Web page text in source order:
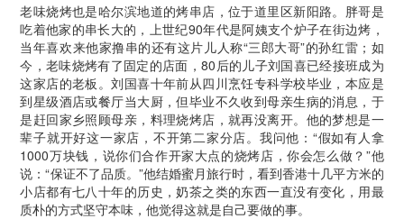
老味烧烤也是哈尔滨地道的烤串店，位于道里区新阳路。胖哥是
吃着他家的串长大的，上世纪90年代是阿姨支个炉子在街边烤，
当年喜欢来他家撸串的还有这片儿人称“三郎大哥”的孙红雷；如
今，老味烧烤有了固定的店面，80后的儿子刘国喜已经接班成为
这家店的老板。刘国喜十年前从四川烹饪专科学校毕业，本应是
到星级酒店或餐厅当大厨，但毕业不久收到母亲生病的消息，于
是赶回家乡照顾母亲，料理烧烤店，就再没离开。他的梦想是一
辈子就开好这一家店，不开第二家分店。我问他：“假如有人拿
1000万块钱，说你们合作开家大点的烧烤店，你会怎么做？”他
说：“保证不了品质。”他结婚蜜月旅行时，看到香港十几平方米的
小店都有七八十年的历史，奶茶之类的东西一直没有变化，用最
质朴的方式坚守本味，他觉得这就是自己要做的事。